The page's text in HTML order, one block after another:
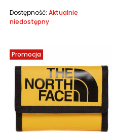
Dostępność: Aktualnie
niedostępny
Promocja